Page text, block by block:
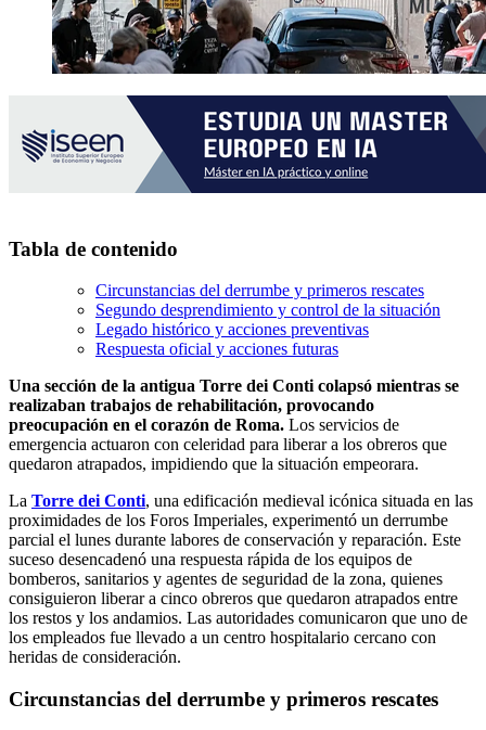
Tabla de contenido
Circunstancias del derrumbe y primeros rescates
Segundo desprendimiento y control de la situación
Legado histórico y acciones preventivas
Respuesta oficial y acciones futuras
Una sección de la antigua Torre dei Conti colapsó mientras se
realizaban trabajos de rehabilitación, provocando
preocupación en el corazón de Roma. Los servicios de
emergencia actuaron con celeridad para liberar a los obreros que
quedaron atrapados, impidiendo que la situación empeorara.
La Torre dei Conti, una edificación medieval icónica situada en las
proximidades de los Foros Imperiales, experimentó un derrumbe
parcial el lunes durante labores de conservación y reparación. Este
suceso desencadenó una respuesta rápida de los equipos de
bomberos, sanitarios y agentes de seguridad de la zona, quienes
consiguieron liberar a cinco obreros que quedaron atrapados entre
los restos y los andamios. Las autoridades comunicaron que uno de
los empleados fue llevado a un centro hospitalario cercano con
heridas de consideración.
Circunstancias del derrumbe y primeros rescates